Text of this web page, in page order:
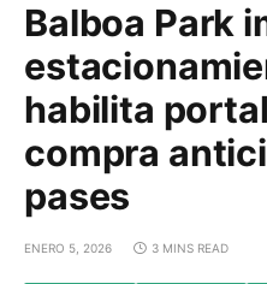
Balboa Park
habilita
compra
pases
ENERO 5, 2026 3 MINS READ